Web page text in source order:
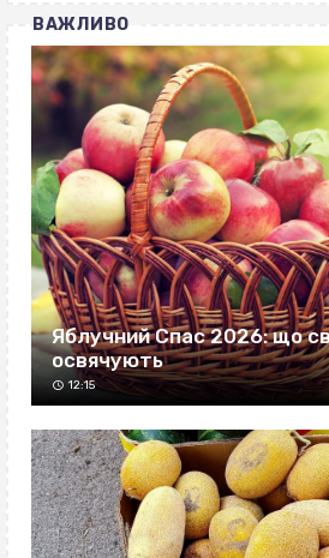
ВАЖЛИВО
Яблучний Спас 2026: що
освячують
12:15